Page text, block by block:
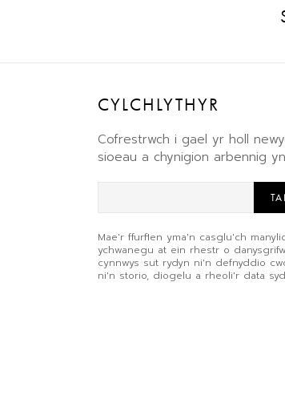
CYLCHLYTHYR
Cofrestrwch i gael yr holl
sioeau a chynigion arbennig
Mae'r ffurflen yma'n casglu'ch
ychwanegu at ein rhestr o
cynnwys sut rydyn ni'n defnyddio
ni'n storio, diogelu a rheoli'r data